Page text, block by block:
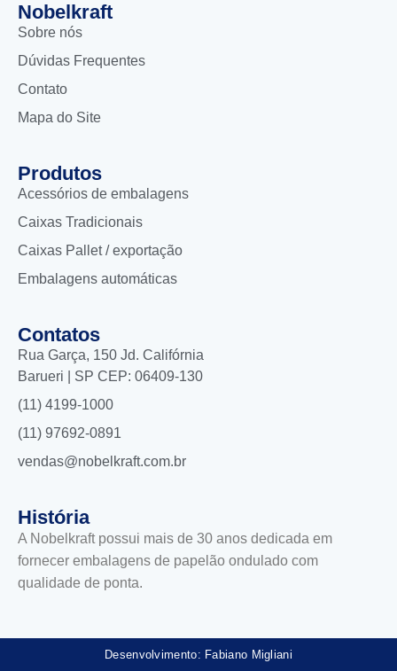
Nobelkraft
Sobre nós
Dúvidas Frequentes
Contato
Mapa do Site
Produtos
Acessórios de embalagens
Caixas Tradicionais
Caixas Pallet / exportação
Embalagens automáticas
Contatos
Rua Garça, 150 Jd. Califórnia
Barueri | SP CEP: 06409-130
(11) 4199-1000
(11) 97692-0891
vendas@nobelkraft.com.br
História
A Nobelkraft possui mais de 30 anos dedicada em
fornecer embalagens de papelão ondulado com
qualidade de ponta.
Desenvolvimento: Fabiano Migliani